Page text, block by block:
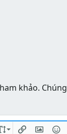
khảo.